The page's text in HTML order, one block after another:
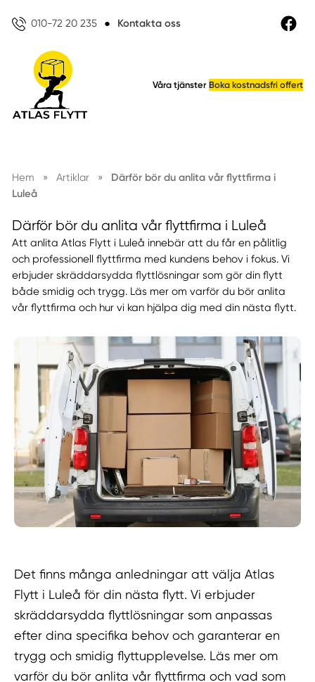
010-72 20 235 ● Kontakta oss
Våra tjänster Boka kostnadsfri offert
Hem » Artiklar »
Därför bör du anlita vår flyttfirma i
Luleå
Därför bör du anlita vår flyttfirma i Luleå
Att anlita Atlas Flytt i Luleå innebär att du får en pålitlig
och professionell flyttfirma med kundens behov i fokus. Vi
erbjuder skräddarsydda flyttlösningar som gör din flytt
både smidig och trygg. Läs mer om varför du bör anlita
vår flyttfirma och hur vi kan hjälpa dig med din nästa flytt.
Det finns många anledningar att välja Atlas
Flytt i Luleå för din nästa flytt. Vi erbjuder
skräddarsydda flyttlösningar som anpassas
efter dina specifika behov och garanterar en
trygg och smidig flyttupplevelse. Läs mer om
varför du bör anlita vår flyttfirma och vad som